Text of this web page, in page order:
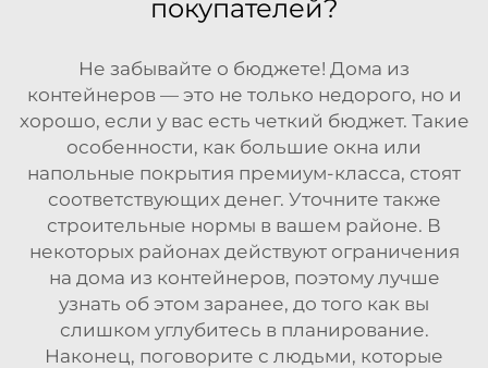
покупателей?
Не забывайте о бюджете! Дома из
контейнеров — это не только недорого, но и
хорошо, если у вас есть четкий бюджет. Такие
особенности, как большие окна или
напольные покрытия премиум-класса, стоят
соответствующих денег. Уточните также
строительные нормы в вашем районе. В
некоторых районах действуют ограничения
на дома из контейнеров, поэтому лучше
узнать об этом заранее, до того как вы
слишком углубитесь в планирование.
Наконец, поговорите с людьми, которые